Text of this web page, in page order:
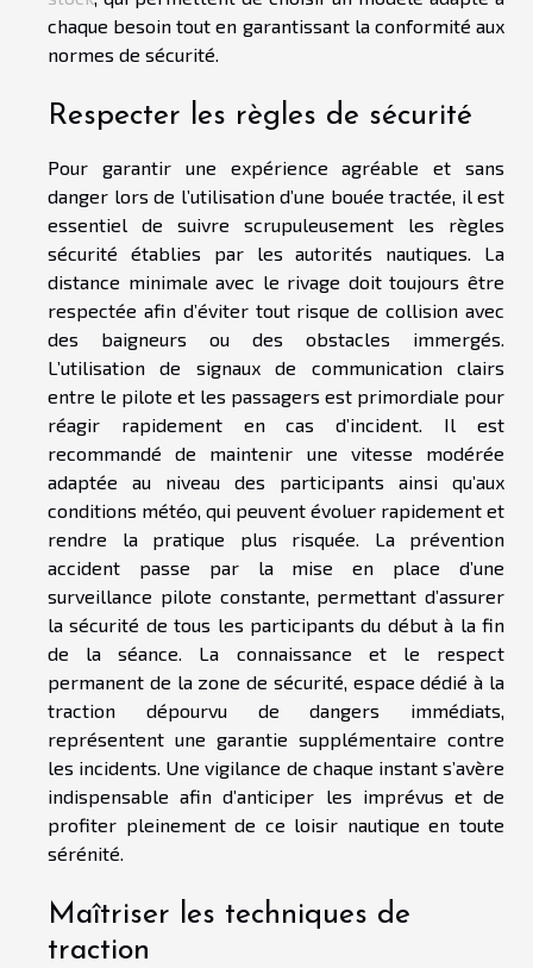
chaque besoin tout en garantissant la conformité aux
normes de sécurité.
Respecter les règles de sécurité
Pour garantir une expérience agréable et sans
danger lors de l’utilisation d’une bouée tractée, il est
essentiel de suivre scrupuleusement les règles
sécurité établies par les autorités nautiques. La
distance minimale avec le rivage doit toujours être
respectée afin d’éviter tout risque de collision avec
des baigneurs ou des obstacles immergés.
L’utilisation de signaux de communication clairs
entre le pilote et les passagers est primordiale pour
réagir rapidement en cas d’incident. Il est
recommandé de maintenir une vitesse modérée
adaptée au niveau des participants ainsi qu’aux
conditions météo, qui peuvent évoluer rapidement et
rendre la pratique plus risquée. La prévention
accident passe par la mise en place d’une
surveillance pilote constante, permettant d’assurer
la sécurité de tous les participants du début à la fin
de la séance. La connaissance et le respect
permanent de la zone de sécurité, espace dédié à la
traction dépourvu de dangers immédiats,
représentent une garantie supplémentaire contre
les incidents. Une vigilance de chaque instant s’avère
indispensable afin d’anticiper les imprévus et de
profiter pleinement de ce loisir nautique en toute
sérénité.
Maîtriser les techniques de
traction